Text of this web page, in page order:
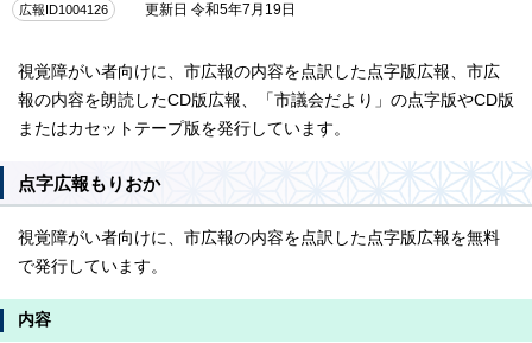
広報ID1004126 更新日 令和5年7月19日
視覚障がい者向けに、市広報の内容を点訳した点字版広報、市広
報の内容を朗読したCD版広報、「市議会だより」の点字版やCD版
またはカセットテープ版を発行しています。
点字広報もりおか
視覚障がい者向けに、市広報の内容を点訳した点字版広報を無料
で発行しています。
内容